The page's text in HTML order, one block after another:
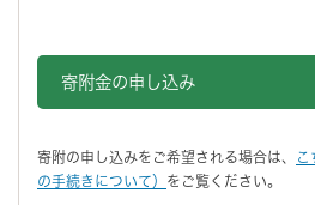
寄附金の申し込み
寄附の申し込みをご希望される場合は、
こ
の手続きについて） をご覧ください。